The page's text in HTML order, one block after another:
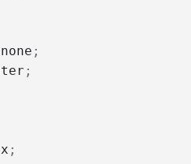
none ;
;
;